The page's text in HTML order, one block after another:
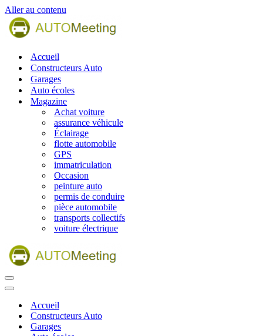
Aller au contenu
Accueil
Constructeurs Auto
Garages
Auto écoles
Magazine
Achat voiture
assurance véhicule
Éclairage
flotte automobile
GPS
immatriculation
Occasion
peinture auto
permis de conduire
pièce automobile
transports collectifs
voiture électrique
Menu
de
Menu
navigationAccueil
Constructeurs Auto
Garages